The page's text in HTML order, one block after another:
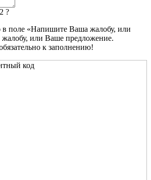
?
поле «Напишите Ваша жалобу, или
или Ваше предложение.
к заполнению!